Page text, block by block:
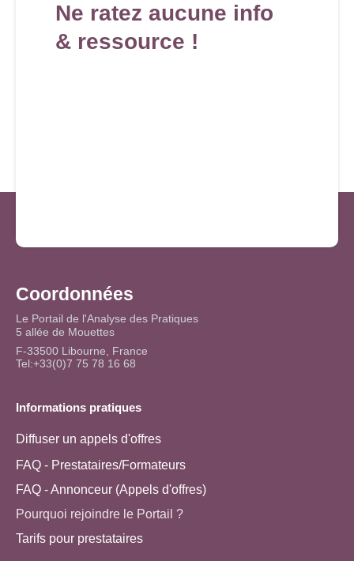
Ne ratez aucune info
& ressource !
Coordonnées
Le Portail de l'Analyse des Pratiques
5 allée de Mouettes
F-33500 Libourne, France
Tel:+33(0)7 75 78 16 68
Informations pratiques
Diffuser un appels d'offres
FAQ - Prestataires/Formateurs
FAQ - Annonceur (Appels d'offres)
Pourquoi rejoindre le Portail ?
Tarifs pour prestataires